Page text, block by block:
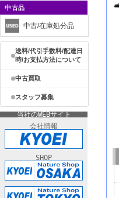
中古品
中古/在庫処分品
送料/代引手数料/配達日
時/お支払方法について
中古買取
スタッフ募集
当社のWEBサイト
会社情報
SHOP